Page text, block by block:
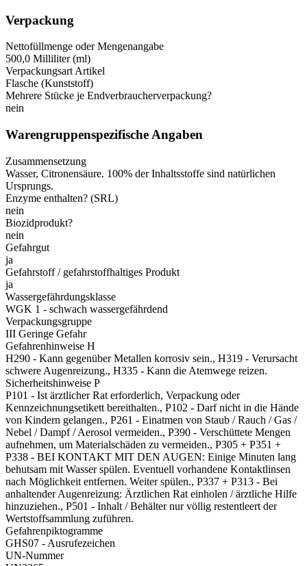
Verpackung
Nettofüllmenge oder Mengenangabe
500,0 Milliliter (ml)
Verpackungsart Artikel
Flasche (Kunststoff)
Mehrere Stücke je Endverbraucherverpackung?
nein
Warengruppenspezifische Angaben
Zusammensetzung
Wasser, Citronensäure. 100% der Inhaltsstoffe sind natürlichen
Ursprungs.
Enzyme enthalten? (SRL)
nein
Biozidprodukt?
nein
Gefahrgut
ja
Gefahrstoff / gefahrstoffhaltiges Produkt
ja
Wassergefährdungsklasse
WGK 1 - schwach wassergefährdend
Verpackungsgruppe
III Geringe Gefahr
Gefahrenhinweise H
H290 - Kann gegenüber Metallen korrosiv sein., H319 - Verursacht
schwere Augenreizung., H335 - Kann die Atemwege reizen.
Sicherheitshinweise P
P101 - Ist ärztlicher Rat erforderlich, Verpackung oder
Kennzeichnungsetikett bereithalten., P102 - Darf nicht in die Hände
von Kindern gelangen., P261 - Einatmen von Staub / Rauch / Gas /
Nebel / Dampf / Aerosol vermeiden., P390 - Verschüttete Mengen
aufnehmen, um Materialschäden zu vermeiden., P305 + P351 +
P338 - BEI KONTAKT MIT DEN AUGEN: Einige Minuten lang
behutsam mit Wasser spülen. Eventuell vorhandene Kontaktlinsen
nach Möglichkeit entfernen. Weiter spülen., P337 + P313 - Bei
anhaltender Augenreizung: Ärztlichen Rat einholen / ärztliche Hilfe
hinzuziehen., P501 - Inhalt / Behälter nur völlig restentleert der
Wertstoffsammlung zuführen.
Gefahrenpiktogramme
GHS07 - Ausrufezeichen
UN-Nummer